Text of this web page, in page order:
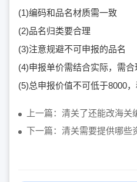
(1)编码和品名材质需一致
(2)品名归类要合理
(3)注意规避不可申报的品名
(4)申报单价需结合实际，需合
(5)总申报价值不可低于8000
上一篇：清关了还能改海关
下一篇：清关需要提供哪些